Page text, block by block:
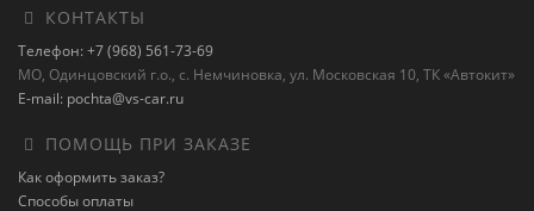
КОНТАКТЫ
Телефон: +7 (968) 561-73-69
МО, Одинцовский г.о., с. Немчиновка, ул. Московская 10, ТК «Автокит»
E-mail: pochta@vs-car.ru
ПОМОЩЬ ПРИ ЗАКАЗЕ
Как оформить заказ?
Способы оплаты